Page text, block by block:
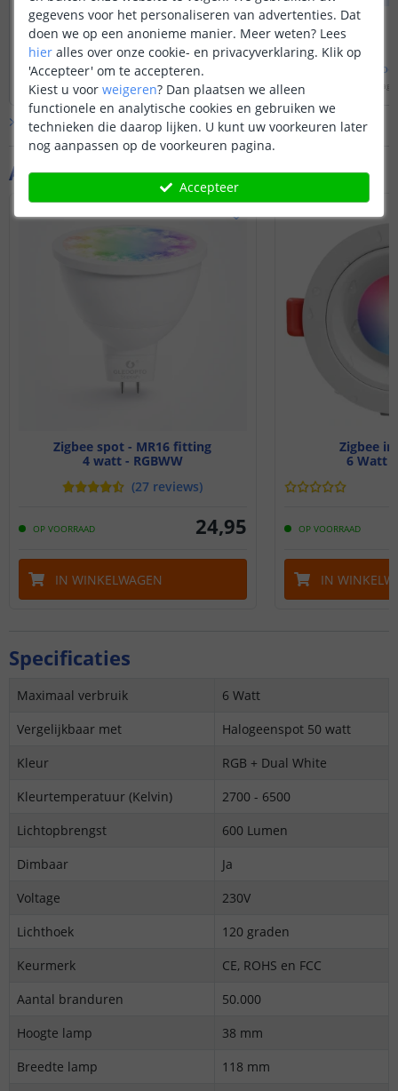
Aanvullende producten
Zigbee spot - MR16 fitting
4 watt - RGBWW
(27 reviews)
OP VOORRAAD 24,95
IN WINKELWAGEN
Zigbee
6 Watt -
OP VOORRAAD
IN
U kunt middels onderstaande 2 aderige
kabel de controller (die meegeleverd
wordt) verbinden aan een 220V
contact:
https://www.ledstripkoning.nl/...
of middels onderstaande stekker met
kabel aansluiten op een stopcontact:
https://www.ledstripkoning.nl/...
Disclaimer: mogelijk werken niet alle
Bekijkheleantwoord
Door Priscilla op woensdag 18 januari 2023
elektrische draad
zijn drie soorten
2x0,75: voor
2x1,00: voor
. Wilt u
aansluiten zou ik in
nieuwe draad
Door dinsdag
Bekijk alle Vraag & antwoord
Specificaties
Maximaal verbruik
6 Watt
Vergelijkbaar met
Halogeenspot 50 watt
Kleur
RGB + Dual White
Kleurtemperatuur (Kelvin)
2700 - 6500
Lichtopbrengst
600 Lumen
Dimbaar
Ja
Voltage
230V
Lichthoek
120 graden
Keurmerk
CE, ROHS en FCC
Aantal branduren
50.000
Hoogte lamp
38 mm
Breedte lamp
118 mm
gegevens voor het personaliseren van advertenties. Dat
doen we op een anonieme manier. Meer weten? Lees
hier alles over onze cookie- en privacyverklaring. Klik op
'Accepteer' om te accepteren.
Kiest u voor weigeren? Dan plaatsen we alleen
functionele en analytische cookies en gebruiken we
technieken die daarop lijken. U kunt uw voorkeuren later
nog aanpassen op de voorkeuren pagina.
Accepteer